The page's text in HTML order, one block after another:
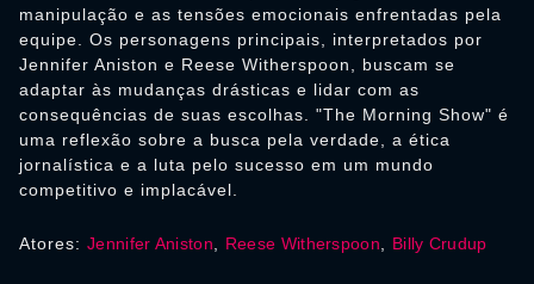
manipulação e as tensões emocionais enfrentadas pela
equipe. Os personagens principais, interpretados por
Jennifer Aniston e Reese Witherspoon, buscam se
adaptar às mudanças drásticas e lidar com as
consequências de suas escolhas. "The Morning Show" é
uma reflexão sobre a busca pela verdade, a ética
jornalística e a luta pelo sucesso em um mundo
competitivo e implacável.
Atores: Jennifer Aniston Reese Witherspoon Billy Crudup